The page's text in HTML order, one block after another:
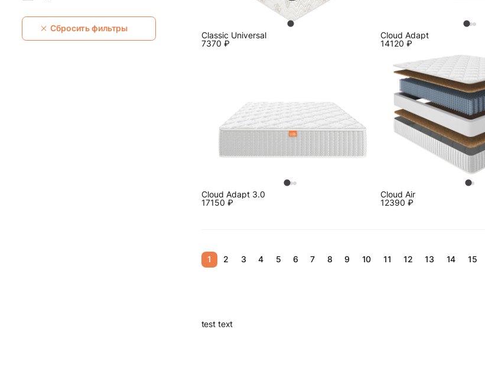
Сбросить фильтры
Classiс Universal
7370 ₽
Cloud Adapt
14120 ₽
Cloud Adapt 3.0
17150 ₽
Cloud Air
12390 ₽
1 2 3 4 5 6 7 8 9 10 11 12 13 14 15
test text